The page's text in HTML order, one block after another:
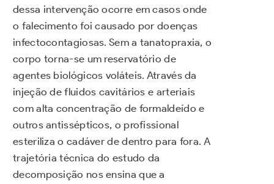
dessa intervenção ocorre em casos onde
o falecimento foi causado por doenças
infectocontagiosas. Sem a tanatopraxia, o
corpo torna-se um reservatório de
agentes biológicos voláteis. Através da
injeção de fluidos cavitários e arteriais
com alta concentração de formaldeído e
outros antissépticos, o profissional
esteriliza o cadáver de dentro para fora. A
trajetória técnica do estudo da
decomposição nos ensina que a